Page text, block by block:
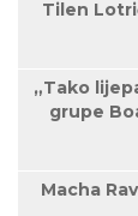
Tilen
„Tako
grupe
Macha